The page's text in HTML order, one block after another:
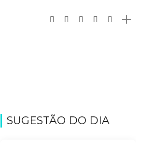
SUGESTÃO DO DIA